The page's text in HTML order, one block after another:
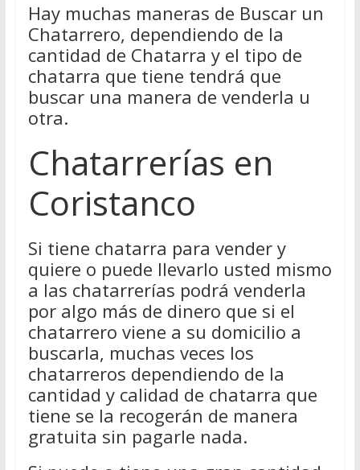
Hay muchas maneras de Buscar un
Chatarrero, dependiendo de la
cantidad de Chatarra y el tipo de
chatarra que tiene tendrá que
buscar una manera de venderla u
otra.
Chatarrerías en
Coristanco
Si tiene chatarra para vender y
quiere o puede llevarlo usted mismo
a las chatarrerías podrá venderla
por algo más de dinero que si el
chatarrero viene a su domicilio a
buscarla, muchas veces los
chatarreros dependiendo de la
cantidad y calidad de chatarra que
tiene se la recogerán de manera
gratuita sin pagarle nada.